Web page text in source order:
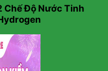
Chế Độ Nước Tinh